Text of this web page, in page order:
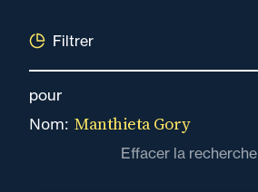
Filtrer
pour
Nom: Manthieta Gory
Effacer la recherche